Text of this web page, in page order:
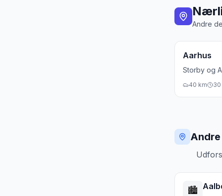
Andre
Aarhus
Storby og
40 km 30
🏙️